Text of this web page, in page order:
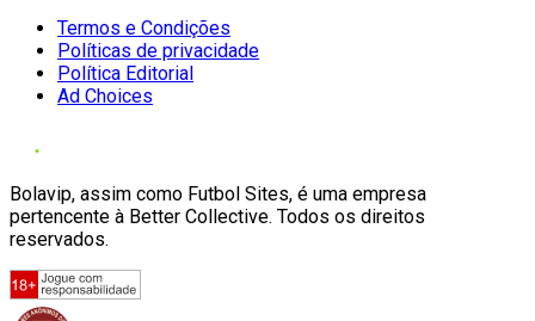
Termos e Condições
Políticas de privacidade
Política Editorial
Ad Choices
Bolavip, assim como Futbol Sites, é uma empresa
pertencente à Better Collective. Todos os direitos
reservados.